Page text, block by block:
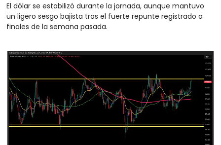
El dólar se estabilizó durante la jornada, aunque mantuvo
un ligero sesgo bajista tras el fuerte repunte registrado a
finales de la semana pasada.